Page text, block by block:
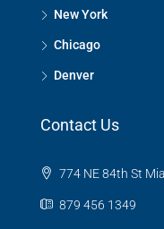
New York
Chicago
Denver
Contact Us
774 NE 84th St
879 456 1349